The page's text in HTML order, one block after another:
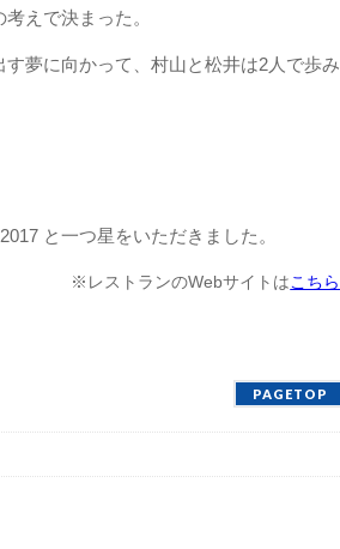
えで決まった。
夢に向かって、村山と松井は2人で歩み
と一つ星をいただきました。
※レストランのWebサイトはこちら
PAGETOP